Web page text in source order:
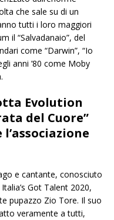
che sale su di un
tutti i loro maggiori
il “Salvadanaio”, del
come “Darwin”, “Io
anni ’80 come Moby
Evolution
del Cuore”
e cantante, conosciuto
Got Talent 2020,
pupazzo Zio Tore. Il suo
veramente a tutti,